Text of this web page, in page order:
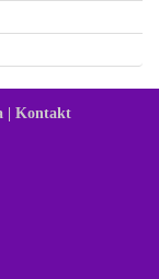
Kontakt